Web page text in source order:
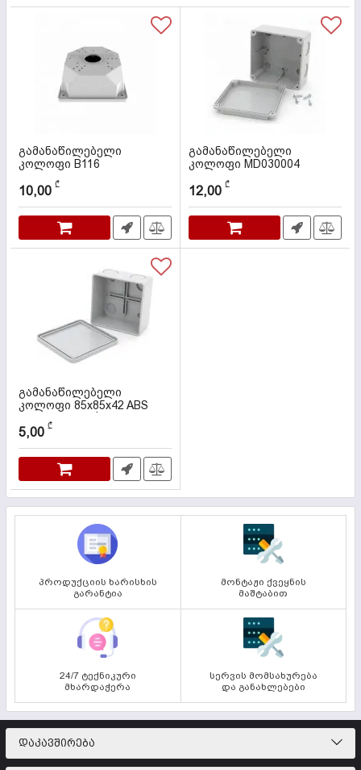
გამანაწილებელი
კოლოფი B116
000020
10,00 ₾
გამანაწილებელი
კოლოფი MD030004
კოდი: 000189
12,00 ₾
გამანაწილებელი
კოლოფი 85x85x42 ABS
კოდი:
5,00 ₾
პროდუქციის ხარისხის
გარანტია
მონტაჟი ქვეყნის
მაშტაბით
24/7 ტექნიკური
მხარდაჭერა
სერვის მომსახურება
და განახლებები
ᲓᲐᲙᲐᲕᲨᲘᲠᲔᲑᲐ